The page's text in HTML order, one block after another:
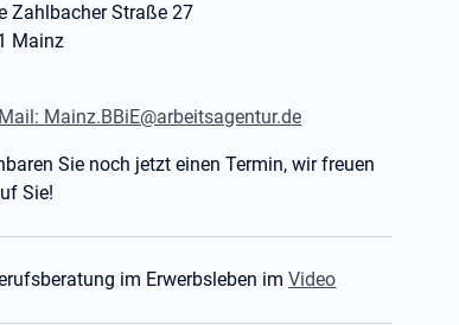
Zahlbacher Straße 27
Mainz
Mainz.BBiE@arbeitsagentur.de
Sie noch jetzt einen Termin, wir freuen
Sie!
im Erwerbsleben imVideo